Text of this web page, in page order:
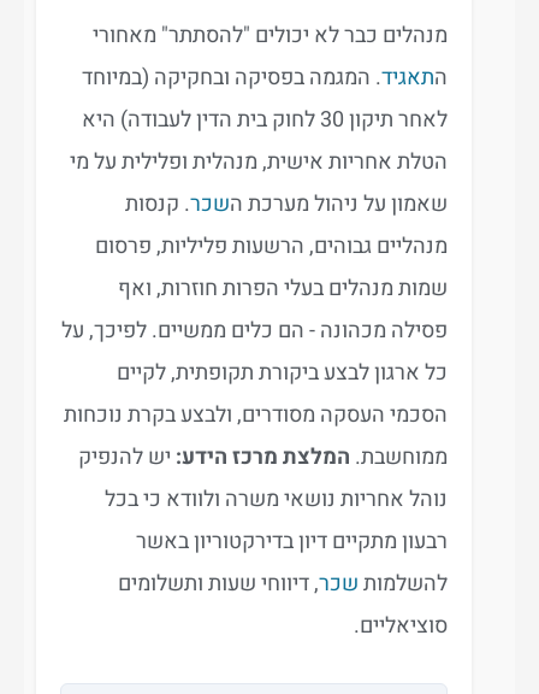
מנהלים כבר לא יכולים "להסתתר" מאחורי
התאגיד. המגמה בפסיקה ובחקיקה (במיוחד
לאחר תיקון 30 לחוק בית הדין לעבודה) היא
הטלת אחריות אישית, מנהלית ופלילית על מי
שאמון על ניהול מערכת השכר. קנסות
מנהליים גבוהים, הרשעות פליליות, פרסום
שמות מנהלים בעלי הפרות חוזרות, ואף
פסילה מכהונה - הם כלים ממשיים. לפיכך, על
כל ארגון לבצע ביקורת תקופתית, לקיים
הסכמי העסקה מסודרים, ולבצע בקרת נוכחות
ממוחשבת. המלצת מרכז הידע: יש להנפיק
נוהל אחריות נושאי משרה ולוודא כי בכל
רבעון מתקיים דיון בדירקטוריון באשר
להשלמותשכר, דיווחי שעות ותשלומים
סוציאליים.